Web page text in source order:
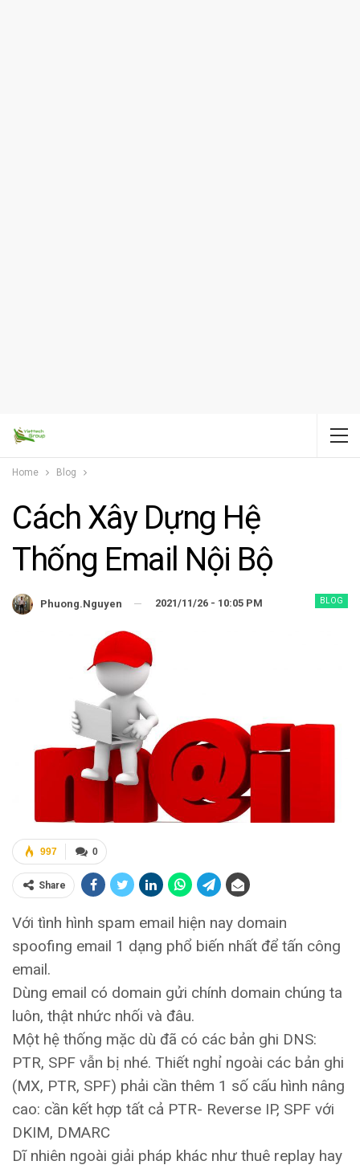
Home Blog
Cách Xây Dựng Hệ
Thống Email Nội Bộ
BLOG
Phuong.nguyen 2021/11/26 - 10:05 PM
0
997
Share
Với tình hình spam email hiện nay domain
spoofing email 1 dạng phổ biến nhất để tấn công
email.
Dùng email có domain gửi chính domain chúng ta
luôn, thật nhức nhối và đâu.
Một hệ thống mặc dù đã có các bản ghi DNS:
PTR, SPF vẫn bị nhé. Thiết nghỉ ngoài các bản ghi
(MX, PTR, SPF) phải cần thêm 1 số cấu hình nâng
cao: cần kết hợp tất cả PTR- Reverse IP, SPF với
DKIM, DMARC
Dĩ nhiên ngoài giải pháp khác như thuê replay hay